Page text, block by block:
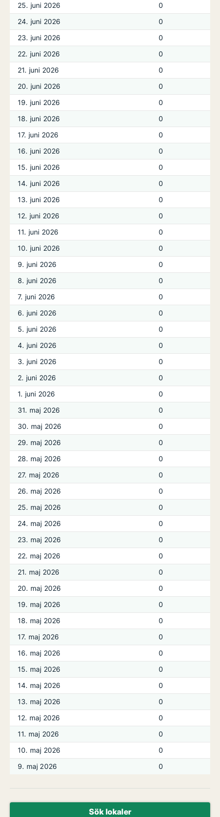
25. juni 2026
0
24. juni 2026
0
23. juni 2026
0
22. juni 2026
0
21. juni 2026
0
20. juni 2026
0
19. juni 2026
0
18. juni 2026
0
17. juni 2026
0
16. juni 2026
0
15. juni 2026
0
14. juni 2026
0
13. juni 2026
0
12. juni 2026
0
11. juni 2026
0
10. juni 2026
0
9. juni 2026
0
8. juni 2026
0
7. juni 2026
0
6. juni 2026
0
5. juni 2026
0
4. juni 2026
0
3. juni 2026
0
2. juni 2026
0
1. juni 2026
0
31. maj 2026
0
30. maj 2026
0
29. maj 2026
0
28. maj 2026
0
27. maj 2026
0
26. maj 2026
0
25. maj 2026
0
24. maj 2026
0
23. maj 2026
0
22. maj 2026
0
21. maj 2026
0
20. maj 2026
0
19. maj 2026
0
18. maj 2026
0
17. maj 2026
0
16. maj 2026
0
15. maj 2026
0
14. maj 2026
0
13. maj 2026
0
12. maj 2026
0
11. maj 2026
0
10. maj 2026
0
9. maj 2026
0
Sök lokaler